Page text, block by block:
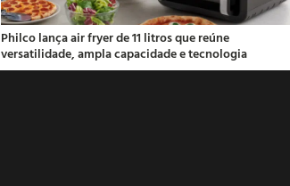
Philco lança air fryer de 11 litros que reúne
versatilidade, ampla capacidade e tecnologia